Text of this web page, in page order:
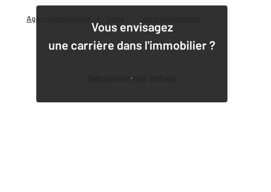
Agence immobilière
Vous envisagez
une carrière dans l'immobilier ?
Découvrir nos offres